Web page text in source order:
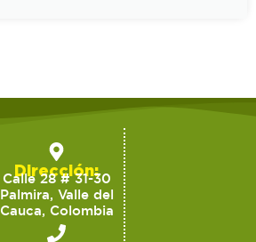
Dirección:
Calle 28 # 31-30
Palmira, Valle del
Cauca, Colombia